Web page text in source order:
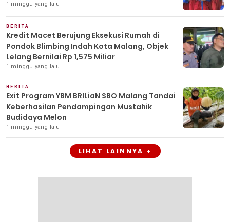
1 minggu yang lalu
BERITA
Kredit Macet Berujung Eksekusi Rumah di
Pondok Blimbing Indah Kota Malang, Objek
Lelang Bernilai Rp 1,575 Miliar
1 minggu yang lalu
BERITA
Exit Program YBM BRILiaN SBO Malang Tandai
Keberhasilan Pendampingan Mustahik
Budidaya Melon
1 minggu yang lalu
LIHAT LAINNYA +